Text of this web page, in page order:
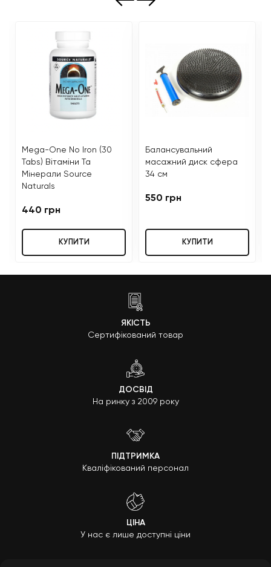
Mega-One No Iron (30
Tabs) Вітаміни Та
Мінерали Source
Naturals
440 грн
КУПИТИ
Балансувальний
масажний диск сфера
34 см
550 грн
КУПИТИ
ЯКІСТЬ
Сертифікований товар
ДОСВІД
На ринку з 2009 року
ПІДТРИМКА
Кваліфікований персонал
ЦІНА
У нас є лише доступні ціни